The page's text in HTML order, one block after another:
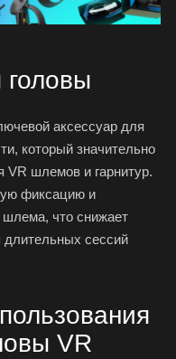
головы
аксессуар для
который значительно
VR шлемов и гарнитур.
фиксацию и
шлема, что снижает
длительных сессий
VR